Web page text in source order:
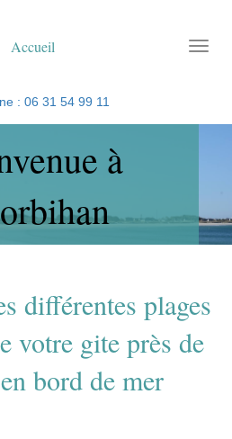
Accueil
: 06 31 54 99 11
à
différentes plages
votre gite près de
bord de mer